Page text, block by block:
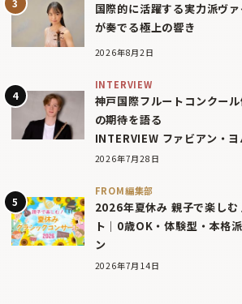
国際的に活躍する実力派ヴ
が奏でる極上の響き
2026年8月2日
INTERVIEW
神戸国際フルートコンクー
の期待を語る
INTERVIEW ファビアン・
2026年7月28日
FROM編集部
2026年夏休み 親子で楽し
ト｜0歳OK・体験型・本格
ン
2026年7月14日